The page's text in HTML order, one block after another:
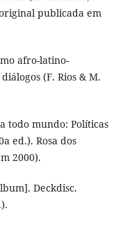
publicada em
afro-latino-
(F. Rios & M.
todo mundo: Políticas
ed.). Rosa dos
2000).
Deckdisc.